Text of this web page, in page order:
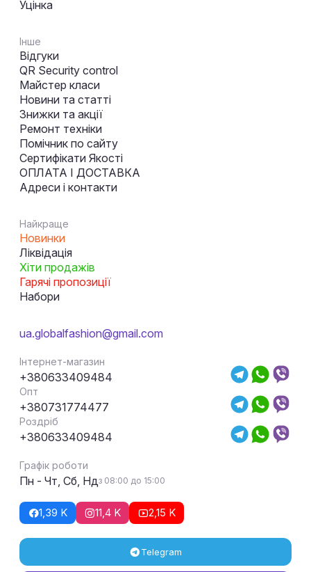
Уцінка
Інше
Відгуки
QR Security control
Майстер класи
Новини та статті
Знижки та акції
Ремонт техніки
Помічник по сайту
Сертифікати Якості
ОПЛАТА І ДОСТАВКА
Адреси і контакти
Найкраще
Новинки
Ліквідація
Хіти продажів
Гарячі пропозиції
Набори
ua.globalfashion@gmail.com
Інтернет-магазин
+380633409484
Опт
+380731774477
Роздріб
+380633409484
Графік роботи
Пн - Чт, Сб, Ндз 08:00 до 15:00
1,39 K 11,4 K 2,15 K
Telegram